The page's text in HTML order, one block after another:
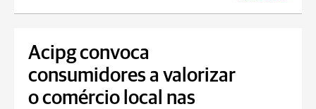
Acipg convoca
consumidores a valorizar
o comércio local nas